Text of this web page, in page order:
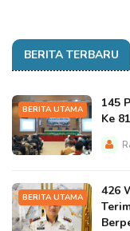
BERITA TERBARU
BERITA UTAMA
145
Ke
BERITA UTAMA
426